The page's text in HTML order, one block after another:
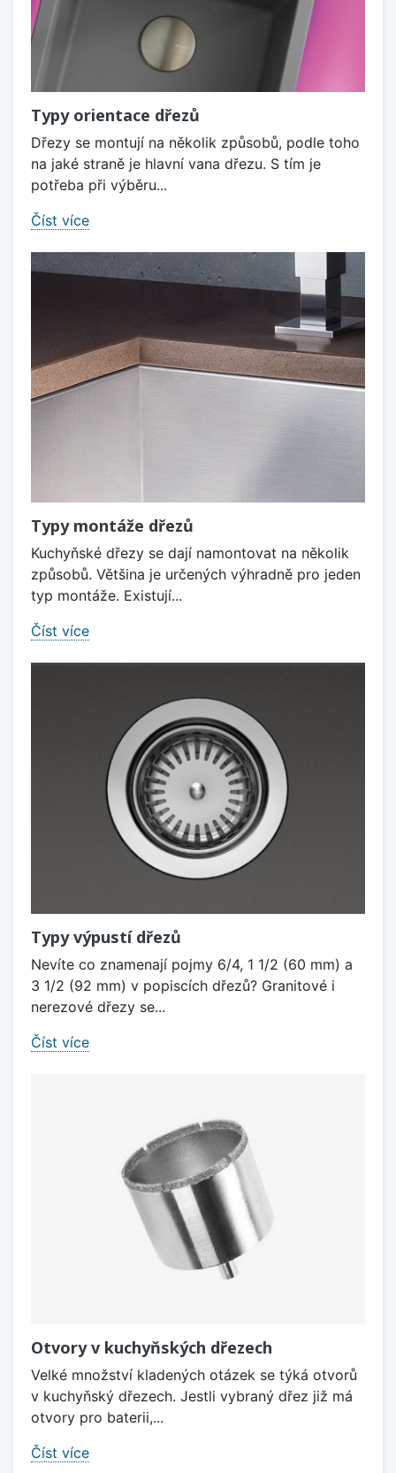
Typy orientace dřezů
Dřezy se montují na několik způsobů, podle toho
na jaké straně je hlavní vana dřezu. S tím je
potřeba při výběru...
Číst více
Typy montáže dřezů
Kuchyňské dřezy se dají namontovat na několik
způsobů. Většina je určených výhradně pro jeden
typ montáže. Existují...
Číst více
Typy výpustí dřezů
Nevíte co znamenají pojmy 6/4, 1 1/2 (60 mm) a
3 1/2 (92 mm) v popiscích dřezů? Granitové i
nerezové dřezy se...
Číst více
Otvory v kuchyňských dřezech
Velké množství kladených otázek se týká otvorů
v kuchyňský dřezech. Jestli vybraný dřez již má
otvory pro baterii,...
Číst více